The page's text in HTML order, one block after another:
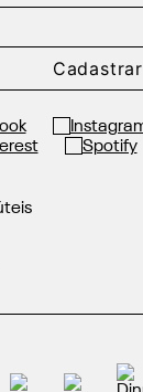
Cadastrar